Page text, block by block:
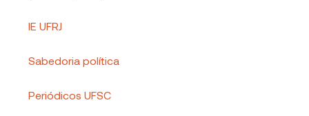
IE UFRJ
Sabedoria política
Periódicos UFSC